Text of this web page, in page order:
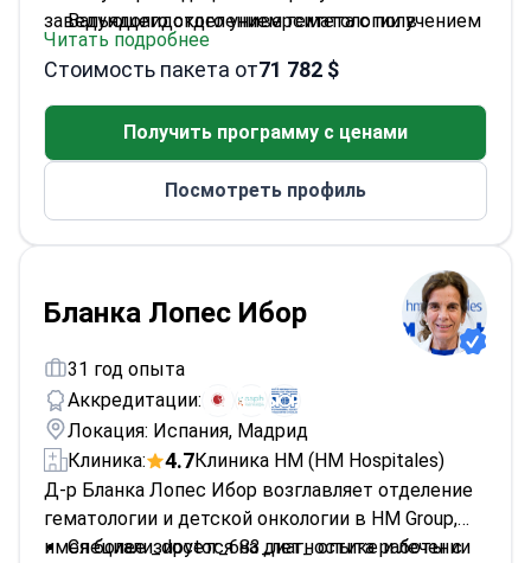
заведующего отделением гематологии в
Quironsalud Madrid.
Вальядолидского университета с получением
Национальной премии за исследования в
области хирургии
Прошла специализацию по гематологии в
университетской больнице La Princesa в
Мадриде
Автор 20 медицинских статей и участник 60
конференций
Заместитель заведующего отделением
Читать подробнее
Стоимость пакета от71 782 $
Получить программу с ценами
Посмотреть профиль
Бланка Лопес Ибор
31 год опыта
Аккредитации:
Локация: Испания, Мадрид
Клиника:
4.7Клиника НМ (HM Hospitales)
Д-р Бланка Лопес Ибор возглавляет отделение
гематологии и детской онкологии в HM Group,
имея более _doctor_683_лет_ опыта работы с
Специализируется на диагностике и лечении